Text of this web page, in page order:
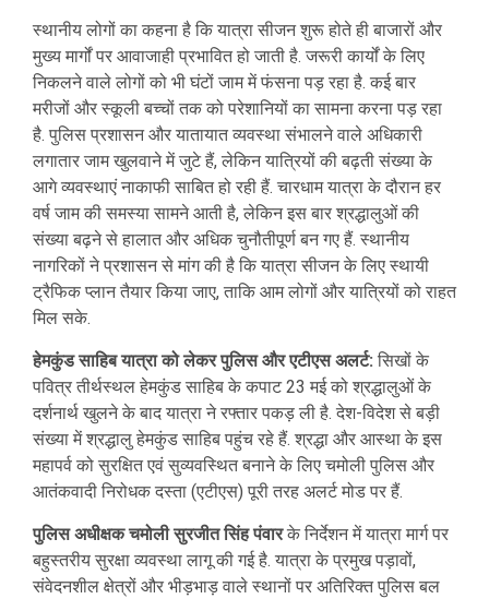
स्थानीय लोगों का कहना है कि यात्रा सीजन शुरू होते ही बाजारों और
मुख्य मार्गों पर आवाजाही प्रभावित हो जाती है. जरूरी कार्यों के लिए
निकलने वाले लोगों को भी घंटों जाम में फंसना पड़ रहा है. कई बार
मरीजों और स्कूली बच्चों तक को परेशानियों का सामना करना पड़ रहा
है. पुलिस प्रशासन और यातायात व्यवस्था संभालने वाले अधिकारी
लगातार जाम खुलवाने में जुटे हैं, लेकिन यात्रियों की बढ़ती संख्या के
आगे व्यवस्थाएं नाकाफी साबित हो रही हैं. चारधाम यात्रा के दौरान हर
वर्ष जाम की समस्या सामने आती है, लेकिन इस बार श्रद्धालुओं की
संख्या बढ़ने से हालात और अधिक चुनौतीपूर्ण बन गए हैं. स्थानीय
नागरिकों ने प्रशासन से मांग की है कि यात्रा सीजन के लिए स्थायी
ट्रैफिक प्लान तैयार किया जाए, ताकि आम लोगों और यात्रियों को राहत
मिल सके.
हेमकुंड साहिब यात्रा को लेकर पुलिस और एटीएस अलर्ट: सिखों के
पवित्र तीर्थस्थल हेमकुंड साहिब के कपाट 23 मई को श्रद्धालुओं के
दर्शनार्थ खुलने के बाद यात्रा ने रफ्तार पकड़ ली है. देश-विदेश से बड़ी
संख्या में श्रद्धालु हेमकुंड साहिब पहुंच रहे हैं. श्रद्धा और आस्था के इस
महापर्व को सुरक्षित एवं सुव्यवस्थित बनाने के लिए चमोली पुलिस और
आतंकवादी निरोधक दस्ता (एटीएस) पूरी तरह अलर्ट मोड पर हैं.
पुलिस अधीक्षक चमोली सुरजीत सिंह पंवारके निर्देशन में यात्रा मार्ग पर
बहुस्तरीय सुरक्षा व्यवस्था लागू की गई है. यात्रा के प्रमुख पड़ावों,
संवेदनशील क्षेत्रों और भीड़भाड़ वाले स्थानों पर अतिरिक्त पुलिस बल